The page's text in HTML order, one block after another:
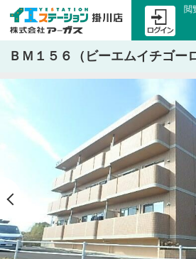
閲
ＢＭ１５６（ビーエムイチゴー